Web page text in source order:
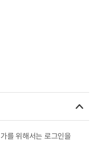
를 위해서는 로그인을